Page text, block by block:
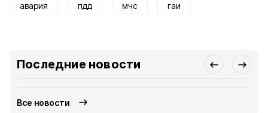
авария пдд мчс гаи
Последние новости
Все новости